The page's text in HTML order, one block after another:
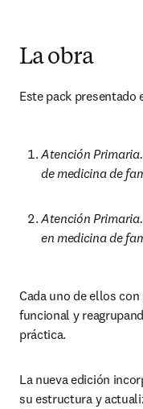
La obra
Este pack presentado
Atención
de medicina de
Atención
en medicina de
Cada uno de ellos
funcional y
práctica.
La nueva edición
su estructura y